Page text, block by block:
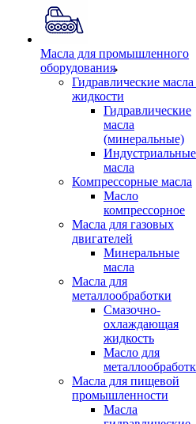
Масла для промышленного
оборудования
Гидравлические масла
жидкости
Гидравлические
масла
(минеральные)
Индустриальные
масла
Компрессорные масла
Масло
компрессорное
Масла для газовых
двигателей
Минеральные
масла
Масла для
металлообработки
Смазочно-
охлаждающая
жидкость
Масло для
Масла для пищевой
промышленности
Масла